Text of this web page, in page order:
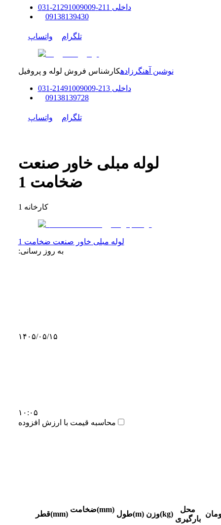
لوله مبلی خاور صنعت
ضخامت 1
1 کارخانه
لوله مبلی خاور صنعت ضخامت 1
به روز رسانی:
۱۴۰۵/۰۵/۱۵
۱۰:۰۵
محاسبه قیمت با ارزش افزوده
قطر(mm)
ضخامت(mm)
طول(m) وزن(kg)
محل
بارگیری
داخلی 211-212
91009009
-
031
09138139430
تلگرام واتساپ
نوشین آهنگرزادهکارشناس فروش لوله و پروفیل
داخلی213-214
91009009
-
031
09138139728
تلگرام واتساپ